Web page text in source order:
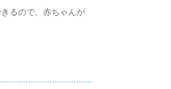
るので、赤ちゃんが